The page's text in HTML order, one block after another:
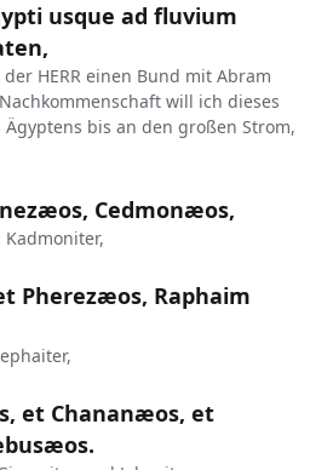
usque ad fluvium
HERR einen Bund mit Abram
will ich dieses
Ägyptens bis an den großen Strom,
Cedmonæos,
Kadmoniter,
Pherezæos, Raphaim
et Chananæos, et